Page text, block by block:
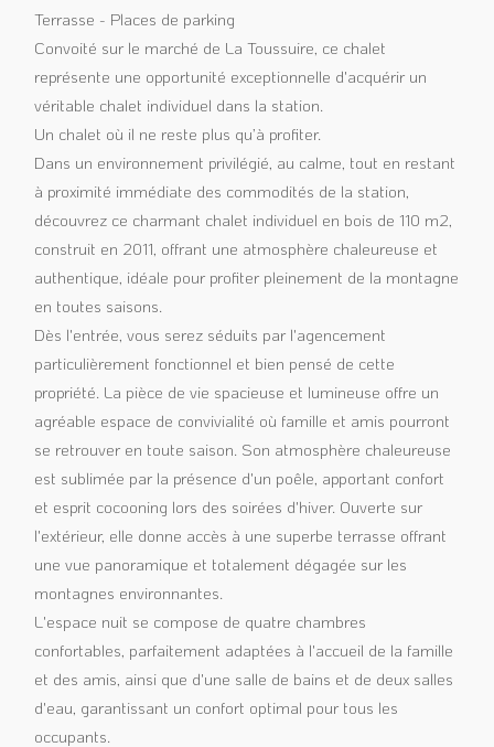
Terrasse - Places de parking
Convoité sur le marché de La Toussuire, ce chalet
représente une opportunité exceptionnelle d'acquérir un
véritable chalet individuel dans la station.
Un chalet où il ne reste plus qu’à profiter.
Dans un environnement privilégié, au calme, tout en restant
à proximité immédiate des commodités de la station,
découvrez ce charmant chalet individuel en bois de 110 m2,
construit en 2011, offrant une atmosphère chaleureuse et
authentique, idéale pour profiter pleinement de la montagne
en toutes saisons.
Dès l'entrée, vous serez séduits par l'agencement
particulièrement fonctionnel et bien pensé de cette
propriété. La pièce de vie spacieuse et lumineuse offre un
agréable espace de convivialité où famille et amis pourront
se retrouver en toute saison. Son atmosphère chaleureuse
est sublimée par la présence d'un poêle, apportant confort
et esprit cocooning lors des soirées d'hiver. Ouverte sur
l'extérieur, elle donne accès à une superbe terrasse offrant
une vue panoramique et totalement dégagée sur les
montagnes environnantes.
L'espace nuit se compose de quatre chambres
confortables, parfaitement adaptées à l'accueil de la famille
et des amis, ainsi que d'une salle de bains et de deux salles
d'eau, garantissant un confort optimal pour tous les
occupants.